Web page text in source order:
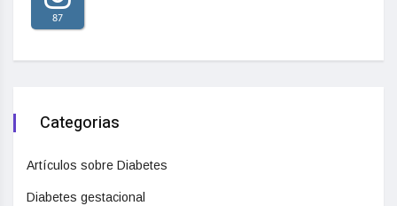
87
Categorias
Artículos sobre Diabetes
Diabetes gestacional